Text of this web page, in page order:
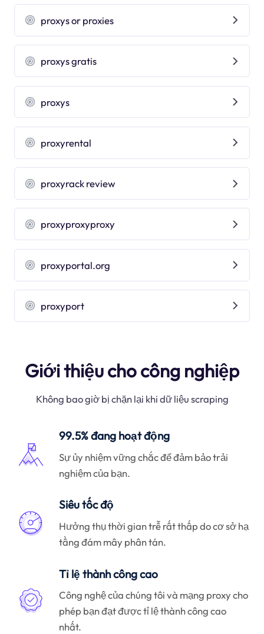
proxys or proxies
proxys gratis
proxys
proxyrental
proxyrack review
proxyproxyproxy
proxyportal.org
proxyport
Giới thiệu cho công nghiệp
Không bao giờ bị chặn lại khi dữ liệu scraping
99.5% đang hoạt động
Sự ủy nhiệm vững chắc để đảm bảo trải
nghiệm của bạn.
Siêu tốc độ
Hưởng thụ thời gian trễ rất thấp do cơ sở hạ
tầng đám mây phân tán.
Tỉ lệ thành công cao
Công nghệ của chúng tôi và mạng proxy cho
phép bạn đạt được tỉ lệ thành công cao
nhất.